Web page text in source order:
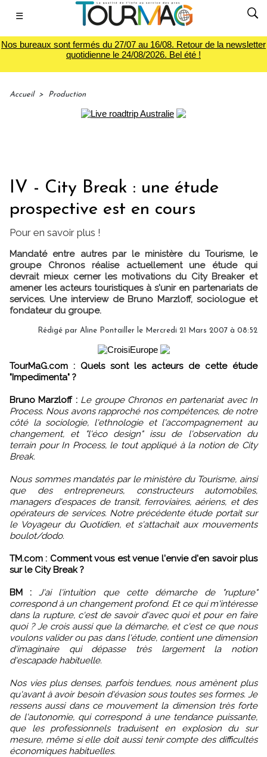
☰
Nos bureaux sont fermés du 27/07 au 16/08. Retour de la newsletter
quotidienne le 24/08/2026. Bel été !
Accueil > Production
IV - City Break : une étude
prospective est en cours
Pour en savoir plus !
Mandaté entre autres par le ministère du Tourisme, le
groupe Chronos réalise actuellement une étude qui
devrait mieux cerner les motivations du City Breaker et
amener les acteurs touristiques à s'unir en partenariats de
services. Une interview de Bruno Marzloff, sociologue et
fondateur du groupe.
Rédigé par Aline Pontailler le Mercredi 21 Mars 2007 à 08:52
TourMaG.com : Quels sont les acteurs de cette étude
"Impedimenta" ?
Bruno Marzloff : Le groupe Chronos en partenariat avec In
Process. Nous avons rapproché nos compétences, de notre
côté la sociologie, l'ethnologie et l'accompagnement au
changement, et "l'éco design" issu de l'observation du
terrain pour In Process, le tout appliqué à la notion de City
Break.
Nous sommes mandatés par le ministère du Tourisme, ainsi
que des entrepreneurs, constructeurs automobiles,
managers d'espaces de transit, ferroviaires, aériens, et des
opérateurs de services. Notre précédente étude portait sur
le Voyageur du Quotidien, et s'attachait aux mouvements
boulot/dodo.
TM.com : Comment vous est venue l'envie d'en savoir plus
sur le City Break ?
BM :
J'ai l'intuition que cette démarche de "rupture"
correspond à un changement profond. Et ce qui m'intéresse
dans la rupture, c'est de savoir d'avec quoi et pour en faire
quoi ? Je crois aussi que la démarche, et c'est ce que nous
voulons valider ou pas dans l'étude, contient une dimension
d'imaginaire qui dépasse très largement la notion
d'escapade habituelle.
Nos vies plus denses, parfois tendues, nous amènent plus
qu'avant à avoir besoin d'évasion sous toutes ses formes. Je
ressens aussi dans ce mouvement la dimension très forte
de l'autonomie, qui correspond à une tendance puissante,
que les professionnels traduisent en explosion du sur
mesure, même si elle doit aussi tenir compte des difficultés
économiques habituelles.